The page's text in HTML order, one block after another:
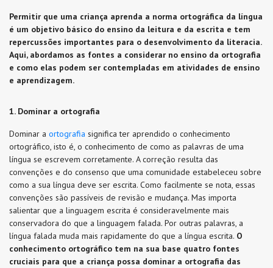
Permitir que uma criança aprenda a norma ortográfica da língua
é um objetivo básico do ensino da leitura e da escrita e tem
repercussões importantes para o desenvolvimento da literacia.
Aqui, abordamos as fontes a considerar no ensino da ortografia
e como elas podem ser contempladas em atividades de ensino
e aprendizagem.
1. Dominar a ortografia
Dominar a ortografia significa ter aprendido o conhecimento
ortográfico, isto é, o conhecimento de como as palavras de uma
língua se escrevem corretamente. A correção resulta das
convenções e do consenso que uma comunidade estabeleceu sobre
como a sua língua deve ser escrita. Como facilmente se nota, essas
convenções são passíveis de revisão e mudança. Mas importa
salientar que a linguagem escrita é consideravelmente mais
conservadora do que a linguagem falada. Por outras palavras, a
língua falada muda mais rapidamente do que a língua escrita. O
conhecimento ortográfico tem na sua base quatro fontes
cruciais para que a criança possa dominar a ortografia das